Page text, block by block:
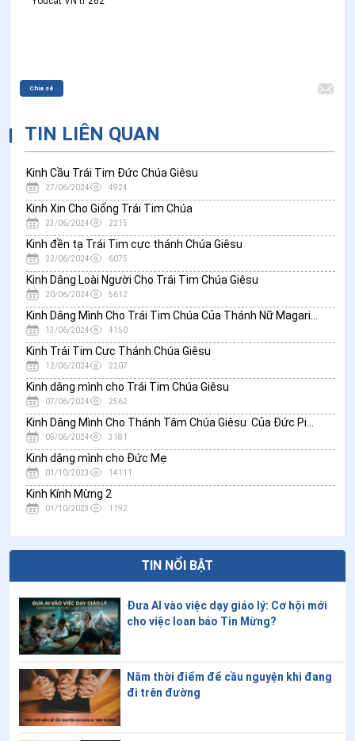
Chia sẻ
TIN LIÊN QUAN
Kinh Cầu Trái Tim Đức Chúa Giêsu
27/06/2024 4924
Kinh Xin Cho Giống Trái Tim Chúa
23/06/2024 2215
Kinh đền tạ Trái Tim cực thánh Chúa Giêsu
22/06/2024 6075
Kinh Dâng Loài Người Cho Trái Tim Chúa Giêsu
20/06/2024 5612
13/06/2024 4150
Kinh Trái Tim Cực Thánh Chúa Giêsu
12/06/2024 2207
Kinh dâng mình cho Trái Tim Chúa Giêsu
07/06/2024 2562
05/06/2024 3181
Kinh dâng mình cho Đức Mẹ
01/10/2023 14111
Kinh Kính Mừng 2
01/10/2023 1192
TIN NỔI BẬT
Đưa AI vào việc dạy giáo lý: Cơ hội mới
cho việc loan báo Tin Mừng?
Năm thời điểm để cầu nguyện khi đang
đi trên đường